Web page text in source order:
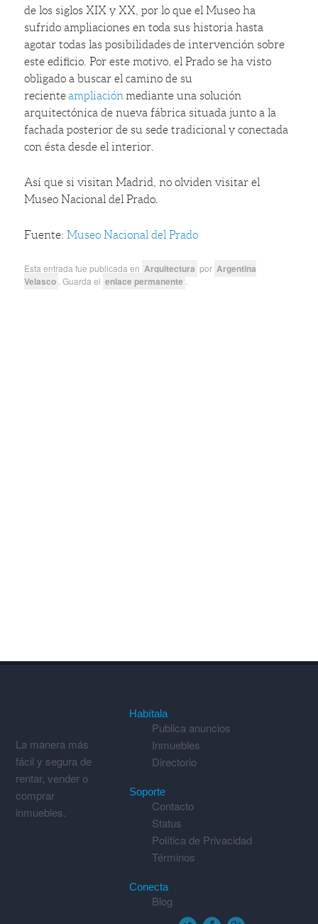
de los siglos XIX y XX, por lo que el Museo ha
sufrido ampliaciones en toda sus historia hasta
agotar todas las posibilidades de intervención sobre
este edificio. Por este motivo, el Prado se ha visto
obligado a buscar el camino de su
recienteampliación mediante una solución
arquitectónica de nueva fábrica situada junto a la
fachada posterior de su sede tradicional y conectada
con ésta desde el interior.
Así que si visitan Madrid, no olviden visitar el
Museo Nacional del Prado.
Fuente:Museo Nacional del Prado
Esta entrada fue publicada en Arquitectura por Argentina
Velasco . Guarda el enlace permanente
La manera más
fácil y segura de
rentar, vender o
comprar
inmuebles.
Habítala
Publica anuncios
Inmuebles
Directorio
Soporte
Contacto
Status
Política de Privacidad
Términos
Conecta
Blog